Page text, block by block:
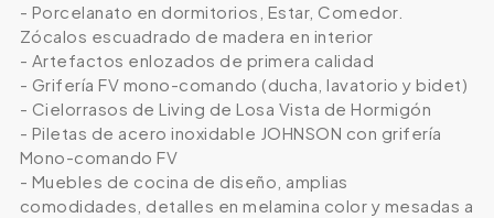
- Porcelanato en dormitorios, Estar, Comedor.
Zócalos escuadrado de madera en interior
- Artefactos enlozados de primera calidad
- Grifería FV mono-comando (ducha, lavatorio y bidet)
- Cielorrasos de Living de Losa Vista de Hormigón
- Piletas de acero inoxidable JOHNSON con grifería
Mono-comando FV
- Muebles de cocina de diseño, amplias
comodidades, detalles en melamina color y mesadas a